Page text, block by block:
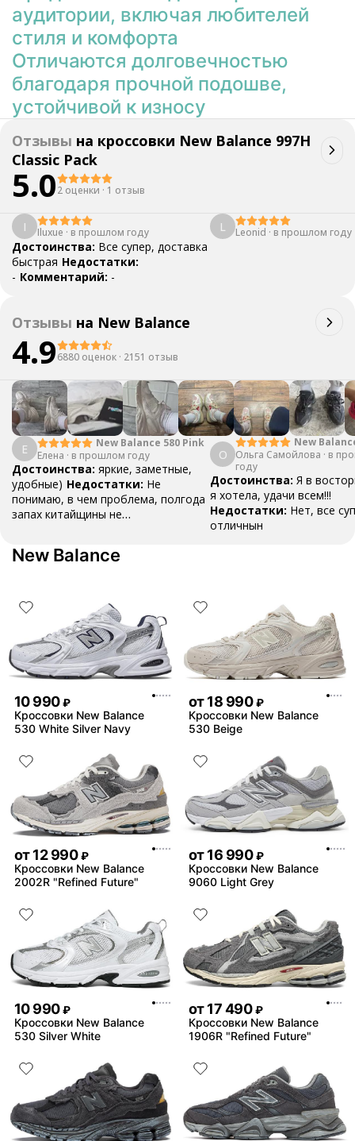
аудитории, включая любителей
стиля и комфорта
Отличаются долговечностью
благодаря прочной подошве,
устойчивой к износу
Отзывы на кроссовки New Balance 997H
Classic Pack
5.02 оценки · 1 отзыв
I Iluxue · в прошлом году
Достоинства: Все супер, доставка
быстрая Недостатки:
- Комментарий: -
L Leonid · в прошлом году
Отзывы на New Balance
4.96880 оценок · 2151 отзыв
Е
New Balance 580 Pink
Елена · в прошлом году
Достоинства: яркие, заметные,
удобные) Недостатки: Не
понимаю, в чем проблема, полгода
запах китайщины не
деньги вполне норм.
О
New
Ольга Самойлова · в
году
Достоинства: Я в
я хотела, удачи всем!!!
Недостатки: Нет, все
отличнын
New Balance
10 990 ₽
Кроссовки New Balance
530 White Silver Navy
от18 990 ₽
Кроссовки New Balance
530 Beige
от12 990 ₽
Кроссовки New Balance
2002R "Refined Future"
от16 990 ₽
Кроссовки New Balance
9060 Light Grey
10 990 ₽
Кроссовки New Balance
530 Silver White
от17 490 ₽
Кроссовки New Balance
1906R "Refined Future"